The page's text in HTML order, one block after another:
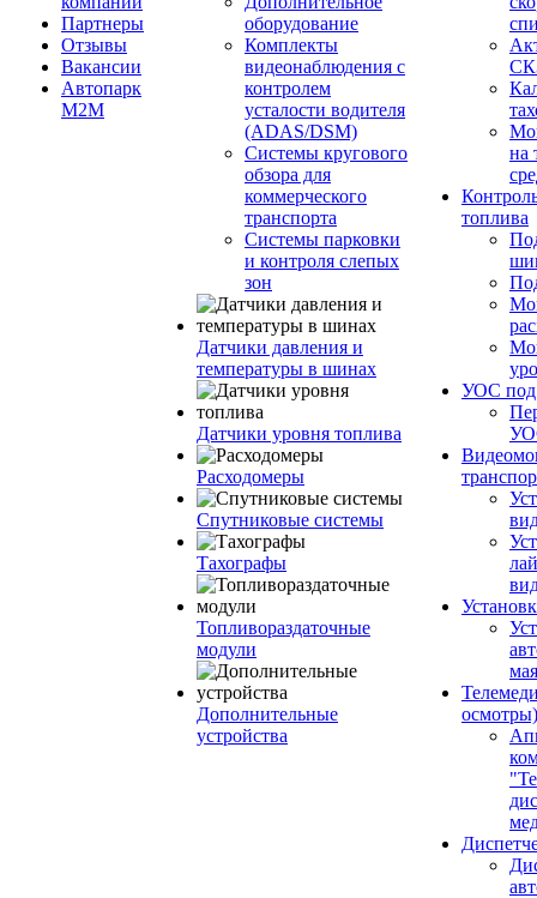
Партнеры
Отзывы
Вакансии
Автопарк
М2М
оборудование
Комплекты
видеонаблюдения с
контролем
усталости водителя
(ADAS/DSM)
Системы кругового
обзора для
коммерческого
транспорта
Системы парковки
и контроля слепых
зон
Датчики давления и
температуры в шинах
Датчики уровня топлива
Расходомеры
Спутниковые системы
Тахографы
Топливораздаточные
модули
Дополнительные
устройства
на
топлива
УОС
осмотры)